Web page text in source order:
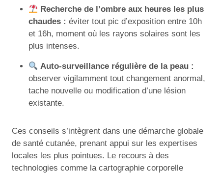
Recherche de l’ombre aux heures les plus
chaudes : éviter tout pic d’exposition entre 10h
et 16h, moment où les rayons solaires sont les
plus intenses.
Auto-surveillance régulière de la peau :
observer vigilamment tout changement anormal,
tache nouvelle ou modification d’une lésion
existante.
Ces conseils s’intègrent dans une démarche globale
de santé cutanée, prenant appui sur les expertises
locales les plus pointues. Le recours à des
technologies comme la cartographie corporelle